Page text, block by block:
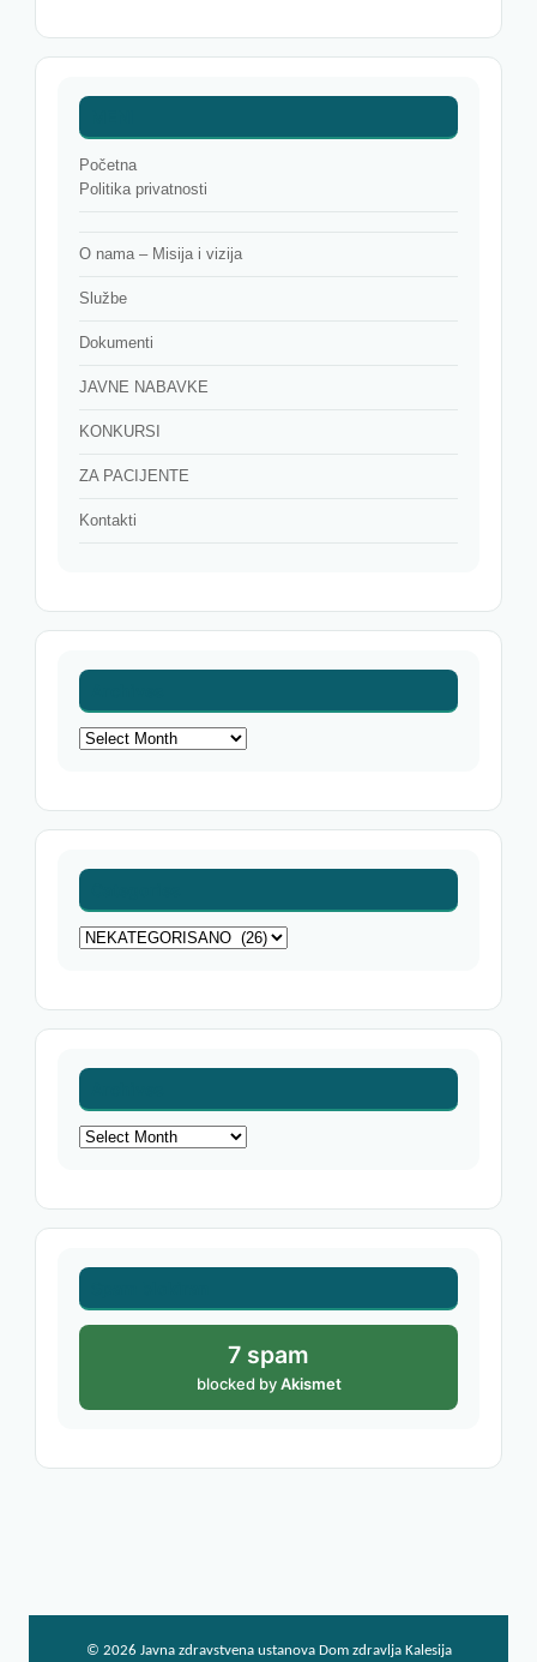
Početna
Politika privatnosti
O nama – Misija i vizija
Službe
Dokumenti
JAVNE NABAVKE
KONKURSI
ZA PACIJENTE
Kontakti
Archives
Categories
Archives
7 spam
blocked byAkismet
© 2026 Javna zdravstvena ustanova Dom zdravlja Kalesija